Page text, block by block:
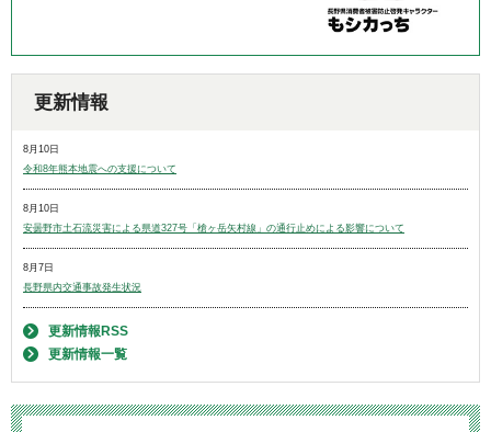
更新情報
8月10日
令和8年熊本地震への支援について
8月10日
安曇野市土石流災害による県道327号「槍ヶ岳矢村線」の通行止めによる影響について
8月7日
長野県内交通事故発生状況
更新情報RSS
更新情報一覧